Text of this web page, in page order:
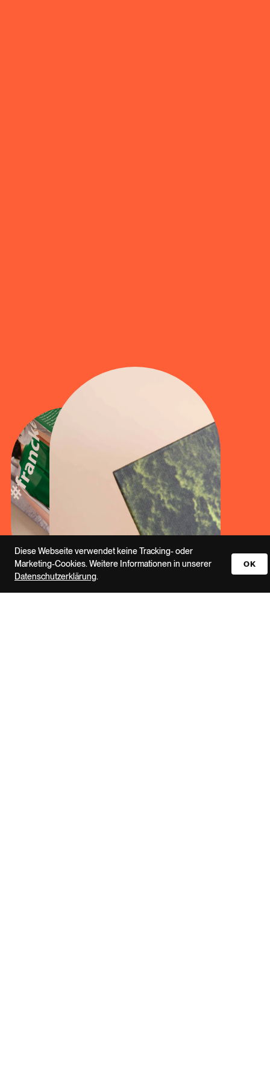
Diese Webseite verwendet keine Tracking- oder
Marketing-Cookies. Weitere Informationen in unserer
Datenschutzerklärung.
OK